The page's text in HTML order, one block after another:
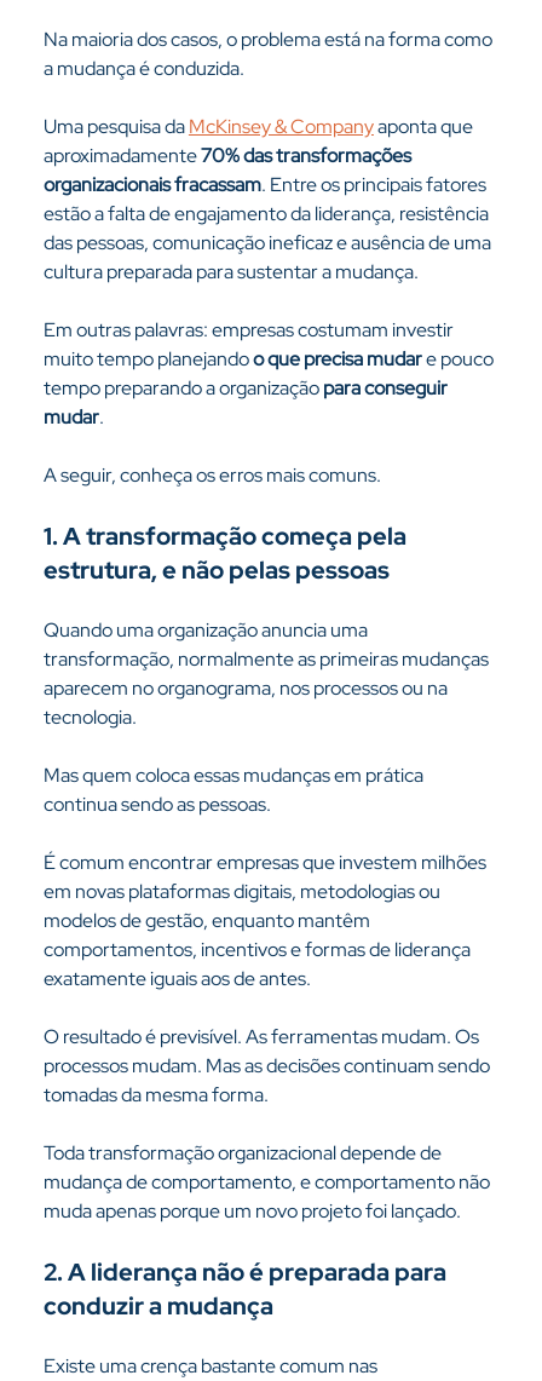
Na maioria dos casos, o problema está na forma como
a mudança é conduzida.
Uma pesquisa da McKinsey & Company aponta que
aproximadamente 70% das transformações
organizacionais fracassam. Entre os principais fatores
estão a falta de engajamento da liderança, resistência
das pessoas, comunicação ineficaz e ausência de uma
cultura preparada para sustentar a mudança.
Em outras palavras: empresas costumam investir
muito tempo planejando o que precisa mudar e pouco
tempo preparando a organização para conseguir
mudar.
A seguir, conheça os erros mais comuns.
1. A transformação começa pela
estrutura, e não pelas pessoas
Quando uma organização anuncia uma
transformação, normalmente as primeiras mudanças
aparecem no organograma, nos processos ou na
tecnologia.
Mas quem coloca essas mudanças em prática
continua sendo as pessoas.
É comum encontrar empresas que investem milhões
em novas plataformas digitais, metodologias ou
modelos de gestão, enquanto mantêm
comportamentos, incentivos e formas de liderança
exatamente iguais aos de antes.
O resultado é previsível. As ferramentas mudam. Os
processos mudam. Mas as decisões continuam sendo
tomadas da mesma forma.
Toda transformação organizacional depende de
mudança de comportamento, e comportamento não
muda apenas porque um novo projeto foi lançado.
2. A liderança não é preparada para
conduzir a mudança
Existe uma crença bastante comum nas